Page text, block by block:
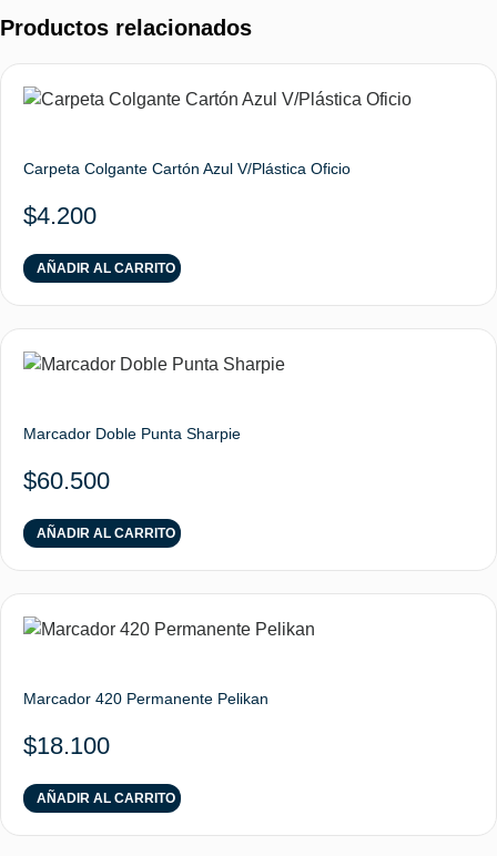
Productos relacionados
Carpeta Colgante Cartón Azul V/Plástica Oficio
$4.200
AÑADIR AL CARRITO
Marcador Doble Punta Sharpie
$60.500
AÑADIR AL CARRITO
Marcador 420 Permanente Pelikan
$18.100
AÑADIR AL CARRITO